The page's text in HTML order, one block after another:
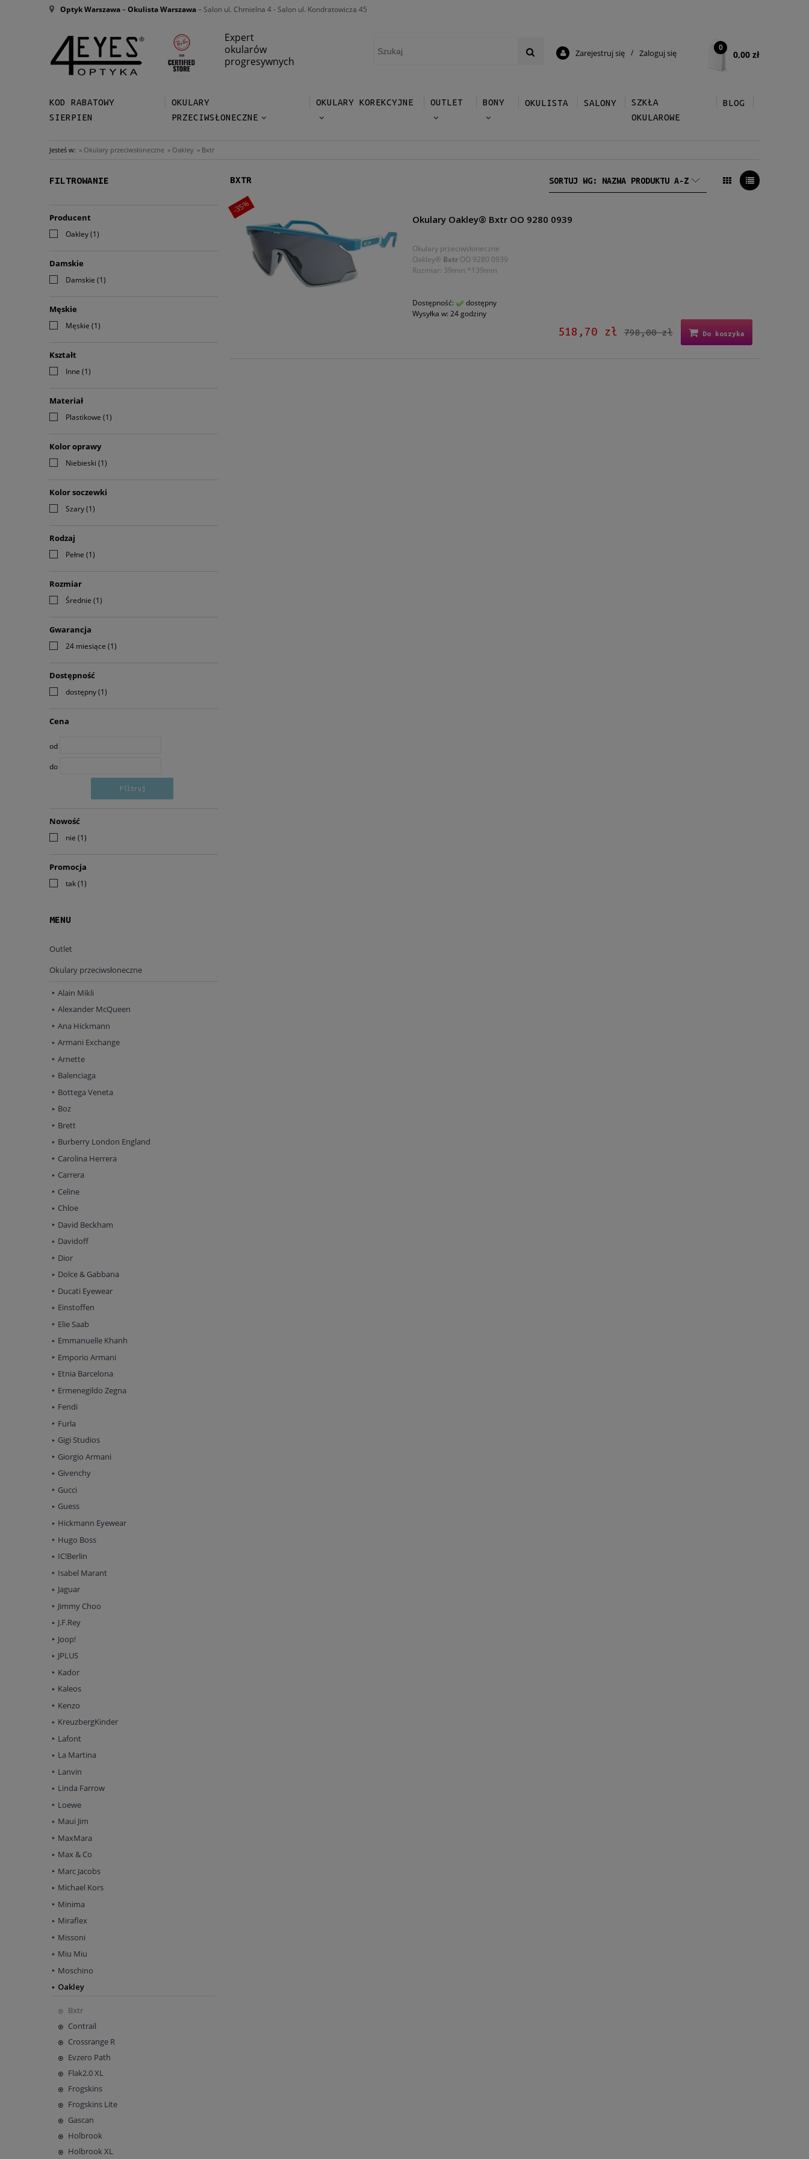
Optyk Warszawa–Okulista Warszawa– Salon ul. Chmielna 4 - Salon ul. Kondratowicza 45
Expert
okularów
progresywnych
0,00 zł
0
Zarejestruj się / Zaloguj się
KOD RABATOWY
SIERPIEN
OKULARY
PRZECIWSŁONECZNE
OKULARY KOREKCYJNE OUTLET BONY OKULISTA SALONY
SZKŁA
OKULAROWE
BLOG
Jesteś w: » Okulary przeciwsłoneczne » Oakley » Bxtr
FILTROWANIE
Producent
Oakley(1)
Damskie
Damskie (1)
Męskie
Męskie (1)
Kształt
Inne (1)
Materiał
Plastikowe (1)
Kolor oprawy
Niebieski (1)
Kolor soczewki
Szary(1)
Rodzaj
Pełne (1)
Rozmiar
Średnie (1)
Gwarancja
24 miesiące (1)
Dostępność
dostępny(1)
Cena
od
do
Filtruj
Nowość
nie (1)
Promocja
tak(1)
MENU
Outlet
Okulary przeciwsłoneczne
Alain Mikli
Alexander McQueen
Ana Hickmann
Armani Exchange
Arnette
Balenciaga
Bottega Veneta
Boz
Brett
Burberry London England
Carolina Herrera
Carrera
Celine
Chloe
David Beckham
Davidoff
Dior
Dolce & Gabbana
Ducati Eyewear
Einstoffen
Elie Saab
Emmanuelle Khanh
Emporio Armani
Etnia Barcelona
Ermenegildo Zegna
Fendi
Furla
Gigi Studios
Giorgio Armani
Givenchy
Gucci
Guess
Hickmann Eyewear
Hugo Boss
IC!Berlin
Isabel Marant
Jaguar
Jimmy Choo
J.F.Rey
Joop!
JPLUS
Kador
Kaleos
Kenzo
KreuzbergKinder
Lafont
La Martina
Lanvin
Linda Farrow
Loewe
Maui Jim
MaxMara
Max & Co
Marc Jacobs
Michael Kors
Minima
Miraflex
Missoni
Miu Miu
Moschino
Oakley
Bxtr
Contrail
Crossrange R
Evzero Path
Flak2.0 XL
Frogskins
Frogskins Lite
Gascan
Holbrook
Holbrook XL
BXTR SORTUJ WG: NAZWA PRODUKTU A-Z
Okulary Oakley® Bxtr OO 9280 0939
Okulary przeciwsłoneczne
Oakley® Bxtr OO 9280 0939
Rozmiar: 39mm *139mm
Dostępność:
dostępny
Wysyłka w: 24 godziny
518,70 zł 798,00 zł Do koszyka
-35%